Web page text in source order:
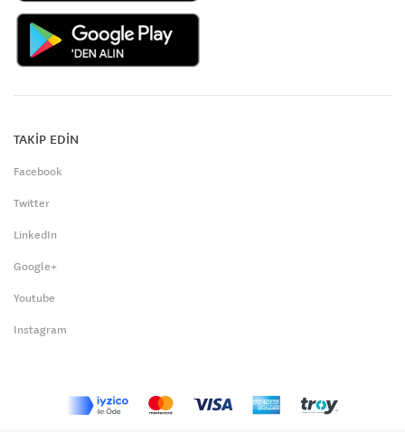
TAKİP EDİN
Facebook
Twitter
LinkedIn
Google+
Youtube
Instagram